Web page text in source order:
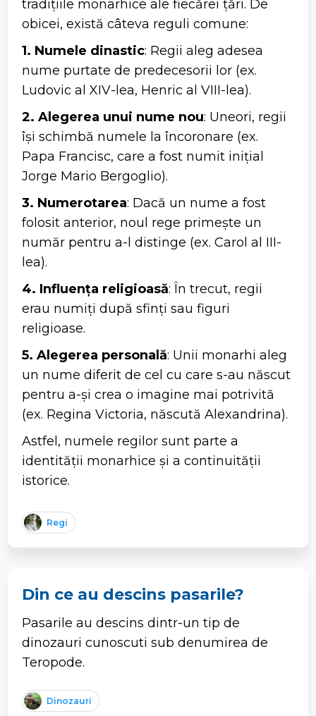
tradițiile monarhice ale fiecărei țări. De
obicei, există câteva reguli comune:
1. Numele dinastic: Regii aleg adesea
nume purtate de predecesorii lor (ex.
Ludovic al XIV-lea, Henric al VIII-lea).
2. Alegerea unui nume nou: Uneori, regii
își schimbă numele la încoronare (ex.
Papa Francisc, care a fost numit inițial
Jorge Mario Bergoglio).
3. Numerotarea: Dacă un nume a fost
folosit anterior, noul rege primește un
număr pentru a-l distinge (ex. Carol al III-
lea).
4. Influența religioasă: În trecut, regii
erau numiți după sfinți sau figuri
religioase.
5. Alegerea personală: Unii monarhi aleg
un nume diferit de cel cu care s-au născut
pentru a-și crea o imagine mai potrivită
(ex. Regina Victoria, născută Alexandrina).
Astfel, numele regilor sunt parte a
identității monarhice și a continuității
istorice.
Regi
Din ce au descins pasarile?
Pasarile au descins dintr-un tip de
dinozauri cunoscuti sub denumirea de
Teropode.
Dinozauri